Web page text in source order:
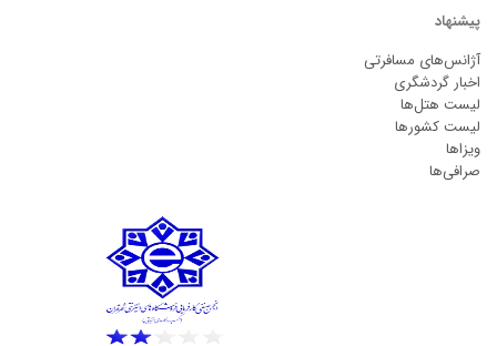
پیشنهاد
آژانس‌های مسافرتی
اخبار گردشگری
لیست هتل‌ها
لیست کشورها
ویزاها
صرافی‌ها